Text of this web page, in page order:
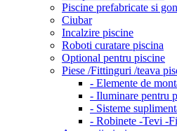
Piscine prefabricate si
Ciubar
Incalzire piscine
Roboti curatare piscina
Optional pentru piscine
Piese /Fittinguri /teava
- Elemente de
- Iluminare pentru
- Sisteme
- Robinete -Tevi -